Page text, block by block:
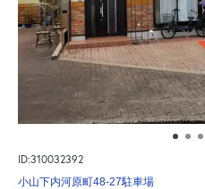
ID:310032392
小山下内河原町48-27駐車場